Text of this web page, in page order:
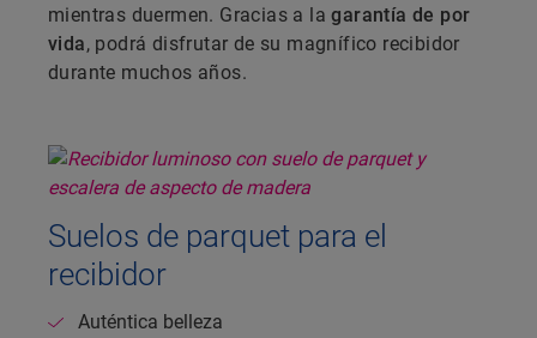
mientras duermen. Gracias a lagarantía de por
vida, podrá disfrutar de su magnífico recibidor
durante muchos años.
Suelos de parquet para el
recibidor
Auténtica belleza